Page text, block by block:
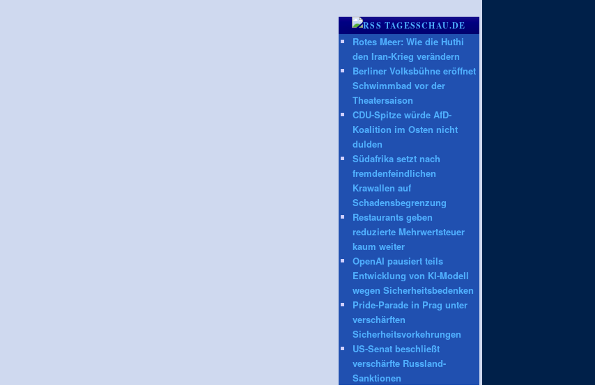
TAGESSCHAU.DE
Rotes Meer: Wie die Huthi
den Iran-Krieg verändern
Berliner Volksbühne eröffnet
Schwimmbad vor der
Theatersaison
CDU-Spitze würde AfD-
Koalition im Osten nicht
dulden
Südafrika setzt nach
fremdenfeindlichen
Krawallen auf
Schadensbegrenzung
Restaurants geben
reduzierte Mehrwertsteuer
kaum weiter
OpenAI pausiert teils
Entwicklung von KI-Modell
wegen Sicherheitsbedenken
Pride-Parade in Prag unter
verschärften
Sicherheitsvorkehrungen
US-Senat beschließt
verschärfte Russland-
Sanktionen